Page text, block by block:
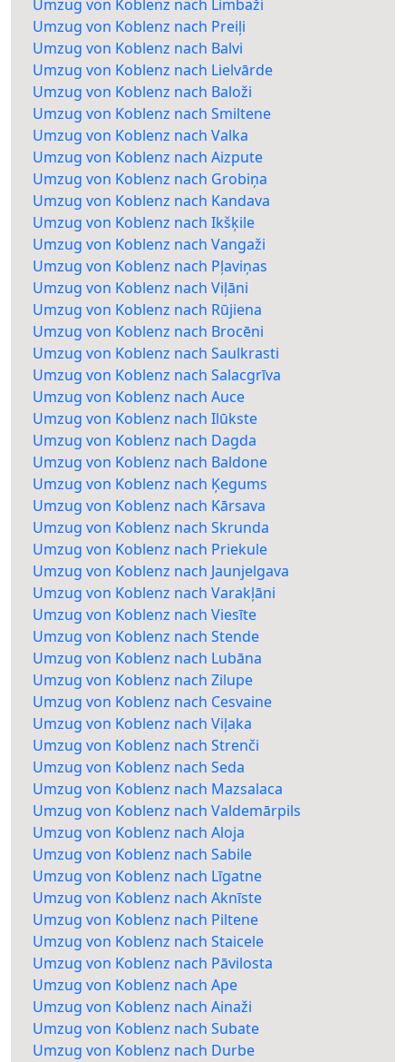
Umzug von Koblenz nach Limbaži
Umzug von Koblenz nach Preiļi
Umzug von Koblenz nach Balvi
Umzug von Koblenz nach Lielvārde
Umzug von Koblenz nach Baloži
Umzug von Koblenz nach Smiltene
Umzug von Koblenz nach Valka
Umzug von Koblenz nach Aizpute
Umzug von Koblenz nach Grobiņa
Umzug von Koblenz nach Kandava
Umzug von Koblenz nach Ikšķile
Umzug von Koblenz nach Vangaži
Umzug von Koblenz nach Pļaviņas
Umzug von Koblenz nach Viļāni
Umzug von Koblenz nach Rūjiena
Umzug von Koblenz nach Brocēni
Umzug von Koblenz nach Saulkrasti
Umzug von Koblenz nach Salacgrīva
Umzug von Koblenz nach Auce
Umzug von Koblenz nach Ilūkste
Umzug von Koblenz nach Dagda
Umzug von Koblenz nach Baldone
Umzug von Koblenz nach Ķegums
Umzug von Koblenz nach Kārsava
Umzug von Koblenz nach Skrunda
Umzug von Koblenz nach Priekule
Umzug von Koblenz nach Jaunjelgava
Umzug von Koblenz nach Varakļāni
Umzug von Koblenz nach Viesīte
Umzug von Koblenz nach Stende
Umzug von Koblenz nach Lubāna
Umzug von Koblenz nach Zilupe
Umzug von Koblenz nach Cesvaine
Umzug von Koblenz nach Viļaka
Umzug von Koblenz nach Strenči
Umzug von Koblenz nach Seda
Umzug von Koblenz nach Mazsalaca
Umzug von Koblenz nach Valdemārpils
Umzug von Koblenz nach Aloja
Umzug von Koblenz nach Sabile
Umzug von Koblenz nach Līgatne
Umzug von Koblenz nach Aknīste
Umzug von Koblenz nach Piltene
Umzug von Koblenz nach Staicele
Umzug von Koblenz nach Pāvilosta
Umzug von Koblenz nach Ape
Umzug von Koblenz nach Ainaži
Umzug von Koblenz nach Subate
Umzug von Koblenz nach Durbe